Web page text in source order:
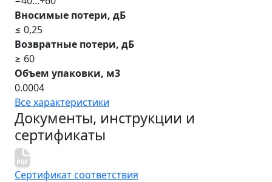
Вносимые потери, дБ
≤ 0,25
Возвратные потери, дБ
≥ 60
Объем упаковки, м3
0.0004
Все характеристики
Документы, инструкции и
сертификаты
Сертификат соответствия